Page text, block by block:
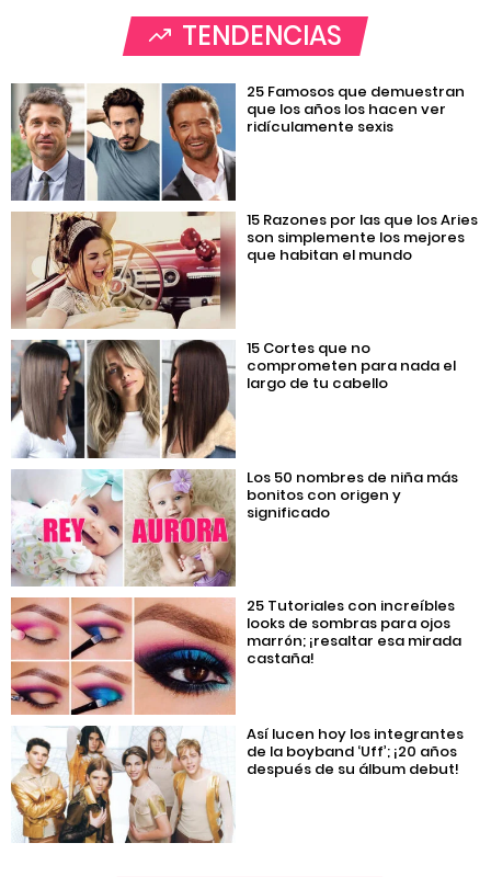
TENDENCIAS
25 Famosos que demuestran
que los años los hacen ver
ridículamente sexis
15 Razones por las que los Aries
son simplemente los mejores
que habitan el mundo
15 Cortes que no
comprometen para nada el
largo de tu cabello
Los 50 nombres de niña más
bonitos con origen y
significado
25 Tutoriales con increíbles
looks de sombras para ojos
marrón; ¡resaltar esa mirada
castaña!
Así lucen hoy los integrantes
de la boyband ‘Uff’; ¡20 años
después de su álbum debut!